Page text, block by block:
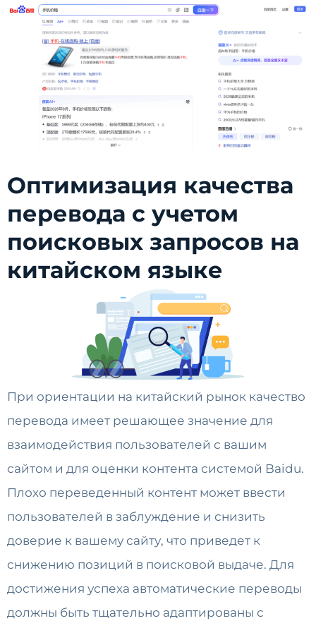
Оптимизация качества
перевода с учетом
поисковых запросов на
китайском языке
При ориентации на китайский рынок качество
перевода имеет решающее значение для
взаимодействия пользователей с вашим
сайтом и для оценки контента системой Baidu.
Плохо переведенный контент может ввести
пользователей в заблуждение и снизить
доверие к вашему сайту, что приведет к
снижению позиций в поисковой выдаче. Для
достижения успеха автоматические переводы
должны быть тщательно адаптированы с